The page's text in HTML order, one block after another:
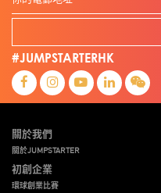
#JUMPSTARTERHK
關於我們
關於JUMPSTARTER
初創企業
環球創業比賽